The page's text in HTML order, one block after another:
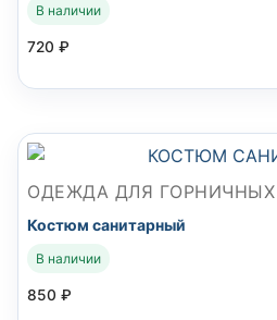
В наличии
720 ₽
ОДЕЖДА ДЛЯ ГОРНИЧНЫХ
Костюм санитарный
В наличии
850 ₽